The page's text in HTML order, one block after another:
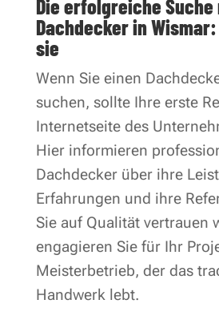
Die erfolgreiche
Dachdecker in
sie
Wenn Sie einen
suchen, sollte Ihre erste
Internetseite des
Hier informieren
Dachdecker über ihre
Erfahrungen und ihre
Sie auf Qualität vertrauen
engagieren Sie für Ihr
Meisterbetrieb, der das
Handwerk lebt.